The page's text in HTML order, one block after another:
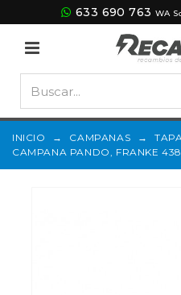
633 690 763 WA
INICIO → CAMPANAS →
CAMPANA PANDO, FRANKE